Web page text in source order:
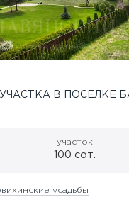
В ПОСЕЛКЕ
участок
100 сот.
усадьбы